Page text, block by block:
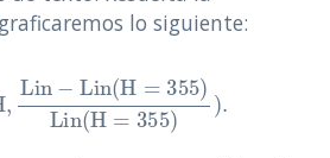
lo siguiente:
Lin(H 355)Lin( H=355